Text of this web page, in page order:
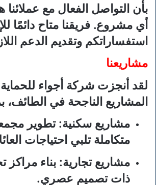
بأن التواصل الفعال مع عملائنا
أي مشروع. فريقنا متاح دائمًا
استفساراتكم وتقديم الدعم
مشاريعنا
لقد أنجزت شركة أجواء
المشاريع الناجحة في الطائف،
مشاريع سكنية: تطوير
متكاملة تلبي احتياجات
مشاريع تجارية: بناء مراكز
ذات تصميم عصري.